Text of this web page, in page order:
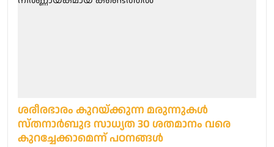
ശരീരഭാരം കുറയ്ക്കുന്ന മരുന്നുകള്‍
സ്തനാര്‍ബുദ സാധ്യത 30 ശതമാനം വരെ
കുറച്ചേക്കാമെന്ന് പഠനങ്ങള്‍